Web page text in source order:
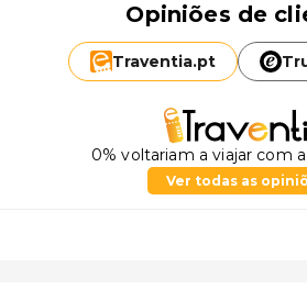
Opiniões de
Traventia.pt
0% voltariam a viajar com
Ver todas as